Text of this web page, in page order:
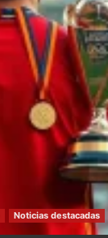
Noticias destacadas